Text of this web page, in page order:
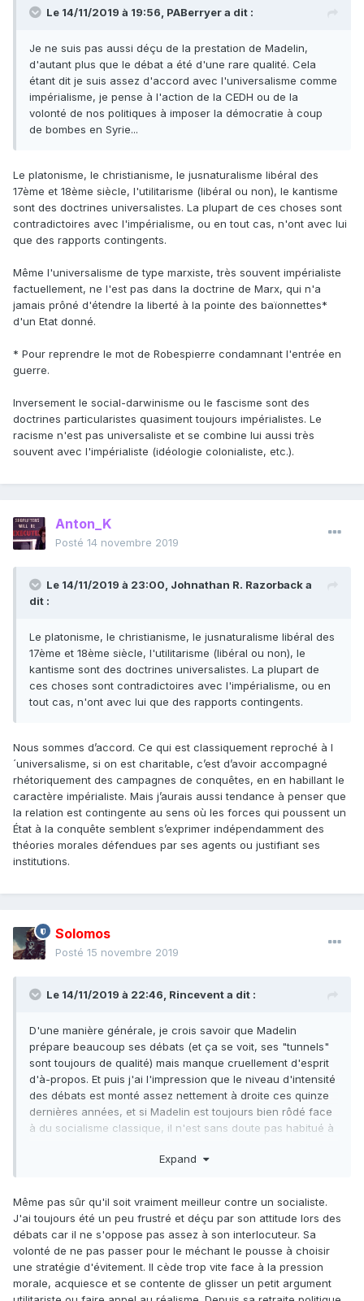
Le 14/11/2019 à 19:56, PABerryera dit :
Je ne suis pas aussi déçu de la prestation de Madelin,
d'autant plus que le débat a été d'une rare qualité. Cela
étant dit je suis assez d'accord avec l'universalisme comme
impérialisme, je pense à l'action de la CEDH ou de la
volonté de nos politiques à imposer la démocratie à coup
de bombes en Syrie...
Le platonisme, le christianisme, le jusnaturalisme libéral des
17ème et 18ème siècle, l'utilitarisme (libéral ou non), le kantisme
sont des doctrines universalistes. La plupart de ces choses sont
contradictoires avec l'impérialisme, ou en tout cas, n'ont avec lui
que des rapports contingents.
Même l'universalisme de type marxiste, très souvent impérialiste
factuellement, ne l'est pas dans la doctrine de Marx, qui n'a
jamais prôné d'étendre la liberté à la pointe des baïonnettes*
d'un Etat donné.
* Pour reprendre le mot de Robespierre condamnant l'entrée en
guerre.
Inversement le social-darwinisme ou le fascisme sont des
doctrines particularistes quasiment toujours impérialistes. Le
racisme n'est pas universaliste et se combine lui aussi très
souvent avec l'impérialiste (idéologie colonialiste, etc.).
Anton_K
Posté 14 novembre 2019
Le 14/11/2019 à 23:00, Johnathan R. Razorbacka
dit :
Le platonisme, le christianisme, le jusnaturalisme libéral des
17ème et 18ème siècle, l'utilitarisme (libéral ou non), le
kantisme sont des doctrines universalistes. La plupart de
ces choses sont contradictoires avec l'impérialisme, ou en
tout cas, n'ont avec lui que des rapports contingents.
Nous sommes d’accord. Ce qui est classiquement reproché à l
´universalisme, si on est charitable, c’est d’avoir accompagné
rhétoriquement des campagnes de conquêtes, en en habillant le
caractère impérialiste. Mais j’aurais aussi tendance à penser que
la relation est contingente au sens où les forces qui poussent un
État à la conquête semblent s’exprimer indépendamment des
théories morales défendues par ses agents ou justifiant ses
institutions.
Solomos
Posté 15 novembre 2019
Le 14/11/2019 à 22:46, Rinceventa dit :
D'une manière générale, je crois savoir que Madelin
prépare beaucoup ses débats (et ça se voit, ses "tunnels"
sont toujours de qualité) mais manque cruellement d'esprit
d'à-propos. Et puis j'ai l'impression que le niveau d'intensité
des débats est monté assez nettement à droite ces quinze
dernières années, et si Madelin est toujours bien rôdé face
à du socialisme classique, il n'est sans doute pas habitué à
avancés par des gens qui ont cessé de s'excuser de ne
Expand
Même pas sûr qu'il soit vraiment meilleur contre un socialiste.
J'ai toujours été un peu frustré et déçu par son attitude lors des
débats car il ne s'oppose pas assez à son interlocuteur. Sa
volonté de ne pas passer pour le méchant le pousse à choisir
une stratégie d'évitement. Il cède trop vite face à la pression
morale, acquiesce et se contente de glisser un petit argument